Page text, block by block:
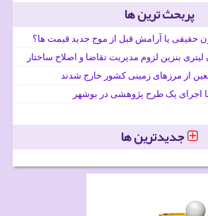
پربحث ترین ها
حقیقی یا آرامش قبل از موج جدید قیمت ها؟
اجرای یک طرح پژوهشی در بوشهر
جدیدترین ها